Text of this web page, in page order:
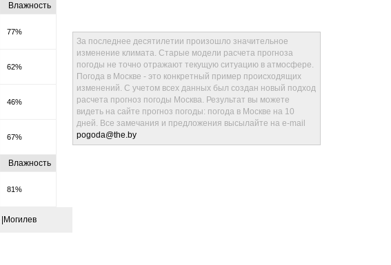
Влажность
77%
62%
46%
67%
Влажность
81%
Могилев
За последнее десятилетии произошло значительное
изменение климата. Старые модели расчета прогноза
погоды не точно отражают текущую ситуацию в атмосфере.
Погода в Москве - это конкретный пример происходящих
изменений. С учетом всех данных был создан новый подход
расчета прогноз погоды Москва. Результат вы можете
видеть на сайте прогноз погоды: погода в Москве на 10
дней. Все замечания и предложения высылайте на e-mail
pogoda@the.by